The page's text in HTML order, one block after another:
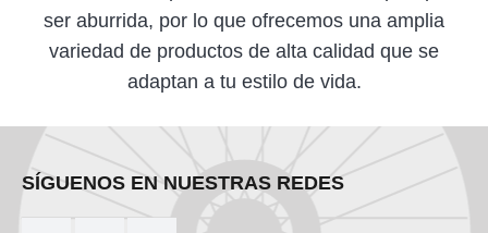
ser aburrida, por lo que ofrecemos una amplia
variedad de productos de alta calidad que se
adaptan a tu estilo de vida.
SÍGUENOS EN NUESTRAS REDES